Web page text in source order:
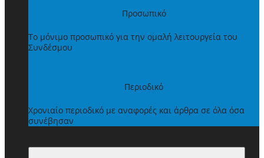
Προσωπικό
Το μόνιμο προσωπικό για την ομαλή λειτουργεία του
Συνδέσμου
Περιοδικό
Χρονιαίο περιοδικό με αναφορές και άρθρα σε όλα όσα
συνέβησαν